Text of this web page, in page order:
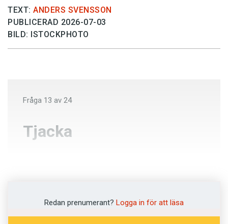
TEXT: ANDERS SVENSSON
PUBLICERAD 2026-07-03
BILD: ISTOCKPHOTO
Fråga 13 av 24
Tjacka
Redan prenumerant? Logga in för att läsa